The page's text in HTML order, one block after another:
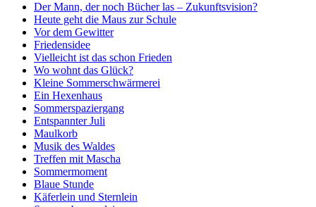
Der Mann, der noch Bücher las – Zukunftsvision?
Heute geht die Maus zur Schule
Vor dem Gewitter
Friedensidee
Vielleicht ist das schon Frieden
Wo wohnt das Glück?
Kleine Sommerschwärmerei
Ein Hexenhaus
Sommerspaziergang
Entspannter Juli
Maulkorb
Musik des Waldes
Treffen mit Mascha
Sommermoment
Blaue Stunde
Käferlein und Sternlein